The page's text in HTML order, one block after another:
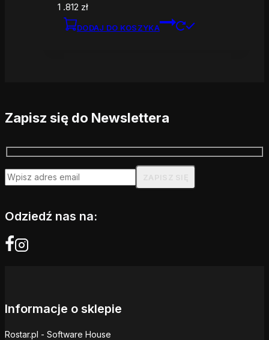
1 .812 zł
DODAJ DO KOSZYKA
Zapisz się do Newslettera
Odziedź nas na:
Informacje o sklepie
Rostar.pl - Software House